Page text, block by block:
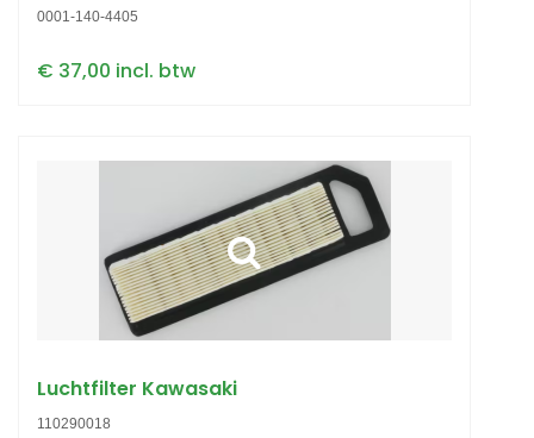
0001-140-4405
€ 37,00 incl. btw
Luchtfilter Kawasaki
110290018